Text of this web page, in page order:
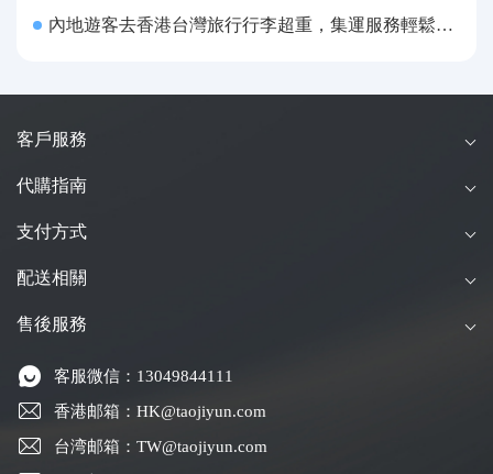
內地遊客去香港台灣旅行行李超重，集運服務輕鬆解決搬運難題
客戶服務
代購指南
支付方式
配送相關
售後服務
客服微信：13049844111
香港邮箱：HK@taojiyun.com
台湾邮箱：TW@taojiyun.com